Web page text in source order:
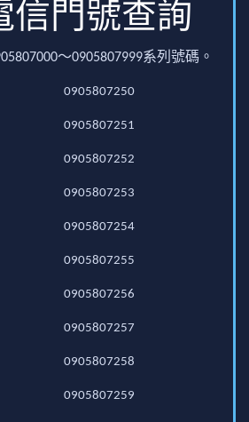
信門號查詢
～0905807999系列號碼。
0905807250
0905807251
0905807252
0905807253
0905807254
0905807255
0905807256
0905807257
0905807258
0905807259